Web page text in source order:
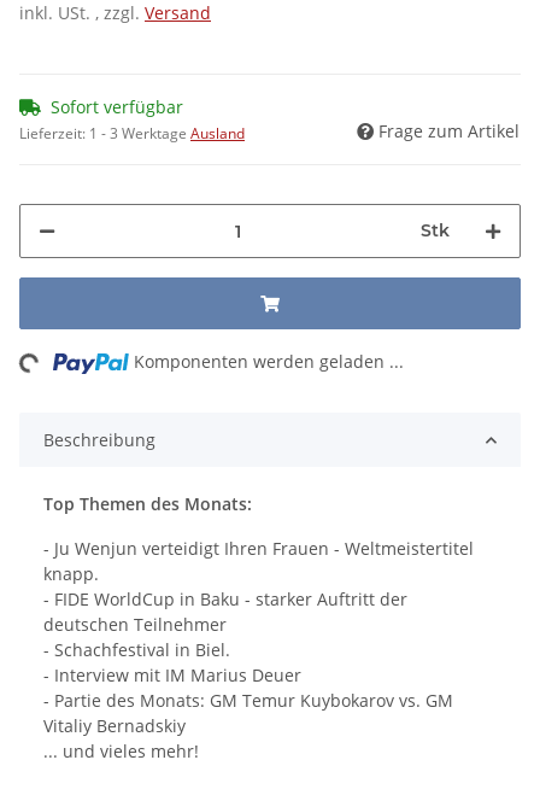
inkl. USt. , zzgl. Versand
Sofort verfügbar
Lieferzeit: 1 - 3 Werktage Ausland Frage zum Artikel
Stk
Komponenten werden geladen ...
Beschreibung
Top Themen des Monats:
- Ju Wenjun verteidigt Ihren Frauen - Weltmeistertitel
knapp.
- FIDE WorldCup in Baku - starker Auftritt der
deutschen Teilnehmer
- Schachfestival in Biel.
- Interview mit IM Marius Deuer
- Partie des Monats: GM Temur Kuybokarov vs. GM
Vitaliy Bernadskiy
... und vieles mehr!